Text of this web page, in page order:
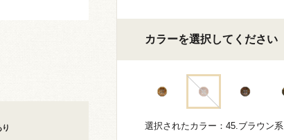
カラーを選択してください
選択されたカラー：45.ブラウン系